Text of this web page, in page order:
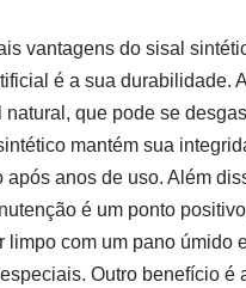
vantagens do sisal
é a sua durabilidade.
que pode se
mantém sua
após anos de uso. Além
é um ponto
limpo com um pano úmido
Outro benefício é